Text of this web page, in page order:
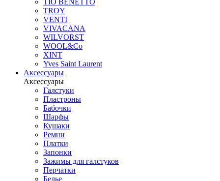
TIO BENETTO
TROY
VENTI
VIVACANA
WILVORST
WOOL&Co
XINT
Yves Saint Laurent
Аксессуары
Аксессуары
Галстуки
Пластроны
Бабочки
Шарфы
Кушаки
Ремни
Платки
Запонки
Зажимы для галстуков
Перчатки
Белье